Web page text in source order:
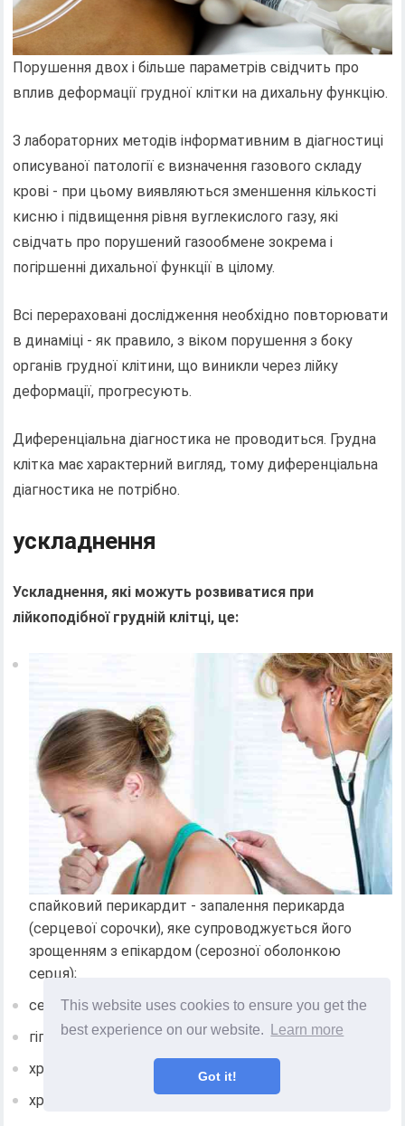
This website uses cookies to ensure you get the
best experience on our website.
Learn more
Got it!
Порушення двох і більше параметрів свідчить про
вплив деформації грудної клітки на дихальну функцію.
З лабораторних методів інформативним в діагностиці
описуваної патології є визначення газового складу
крові - при цьому виявляються зменшення кількості
кисню і підвищення рівня вуглекислого газу, які
свідчать про порушений газообмене зокрема і
погіршенні дихальної функції в цілому.
Всі перераховані дослідження необхідно повторювати
в динаміці - як правило, з віком порушення з боку
органів грудної клітини, що виникли через лійку
деформації, прогресують.
Диференціальна діагностика не проводиться. Грудна
клітка має характерний вигляд, тому диференціальна
діагностика не потрібно.
ускладнення
Ускладнення, які можуть розвиватися при
лійкоподібної грудній клітці, це:
спайковий перикардит - запалення перикарда
(серцевої сорочки), яке супроводжується його
зрощенням з епікардом (серозної оболонкою
серця);
серцево-легенева недостатність;
гіпертрофія (розростання) правого шлуночка;
хронічні бронхіти;
хронічні пневмонії.